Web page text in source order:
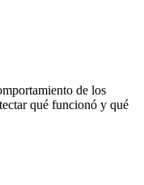
de los
qué funcionó y qué